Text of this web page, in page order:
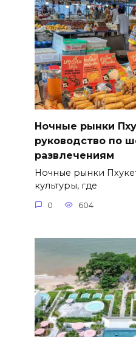
Ночные рынки
руководство по
развлечениям
Ночные рынки
культуры, где
0 604